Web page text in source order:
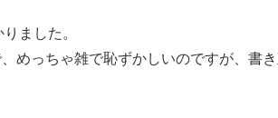
ました。
めっちゃ雑で恥ずかしいのですが、書